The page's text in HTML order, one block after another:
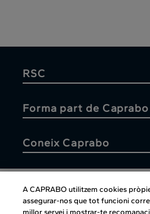
RSC
Forma part de Caprabo
Coneix Caprabo
Atenció al
A CAPRABO utilitzem cookies
assegurar-nos que tot funcioni
millor servei i mostrar-te